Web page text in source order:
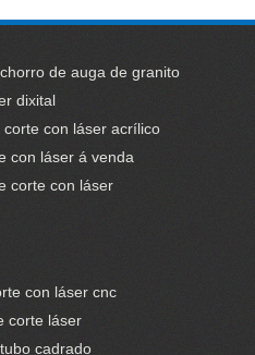
de auga de granito
dixital
con láser acrílico
con láser á venda
corte con láser
con láser cnc
corte láser
cadrado